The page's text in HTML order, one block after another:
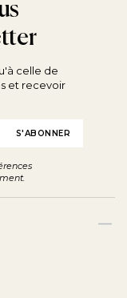
celle de
et recevoir